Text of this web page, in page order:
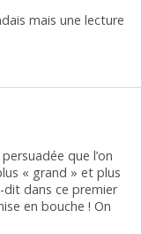
mais une lecture
que l’on
« grand » et plus
dit dans ce premier
en bouche ! On